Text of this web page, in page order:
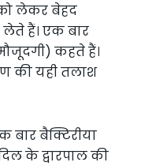
लेकर बेहद
हैं। एक बार
कहते हैं।
की यही तलाश
बार बैक्टिरीया
के द्वारपाल की